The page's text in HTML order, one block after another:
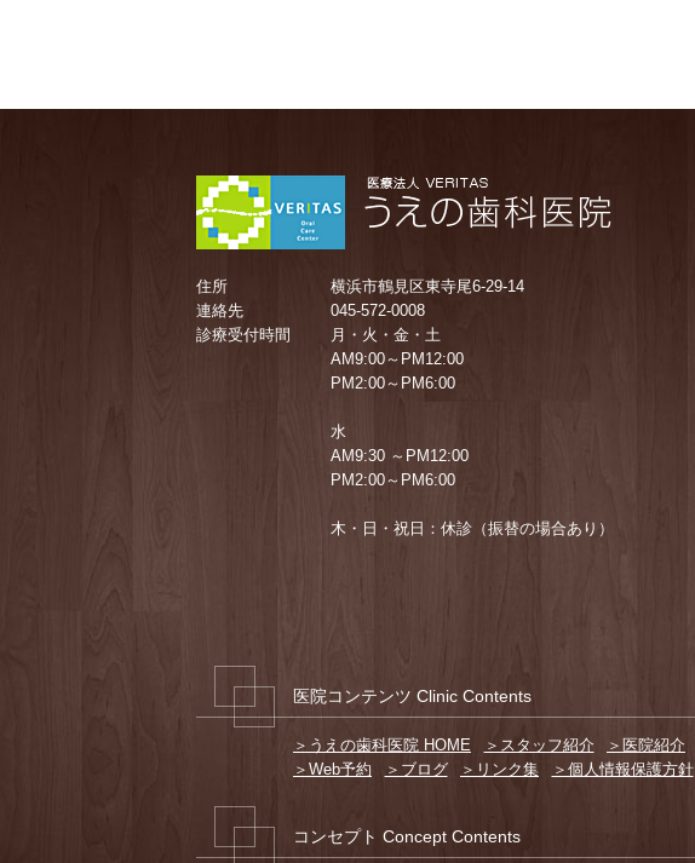
住所
横浜市鶴見区東寺尾6-29-14
連絡先
045-572-0008
診療受付時間
月・火・金・土
AM9:00～PM12:00
PM2:00～PM6:00
水
AM9:30 ～PM12:00
PM2:00～PM6:00
木・日・祝日：休診（振替の場合あり）
医院コンテンツ Clinic Contents
＞うえの歯科医院 HOME ＞スタッフ紹介 ＞医院紹介
＞Web予約
＞ブログ ＞リンク集 ＞個人情報保護方針
コンセプト Concept Contents